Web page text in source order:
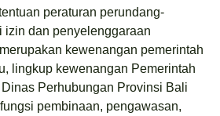
peraturan perundang-
izin dan penyelenggaraan
kewenangan pemerintah
lingkup kewenangan Pemerintah
Perhubungan Provinsi Bali
pembinaan, pengawasan,